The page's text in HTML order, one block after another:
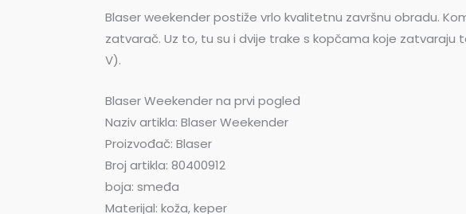
Blaser weekender postiže vrlo kvalitetnu završnu obradu.
zatvarač. Uz to, tu su i dvije trake s kopčama koje zatvaraju
V).
Blaser Weekender na prvi pogled
Naziv artikla: Blaser Weekender
Proizvođač: Blaser
Broj artikla: 80400912
boja: smeđa
Materijal: koža, keper